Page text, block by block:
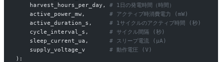
    harvest_hours_per_day,
# 1日の発電時間（時間）
    active_power_mw,
# アクティブ時消費電力 (mW)
    active_duration_s,
# 1サイクルのアクティブ時間 (秒)
    cycle_interval_s,
# サイクル間隔 (秒)
    sleep_current_ua,
# スリープ電流 (µA)
    supply_voltage_v
# 動作電圧 (V)
):